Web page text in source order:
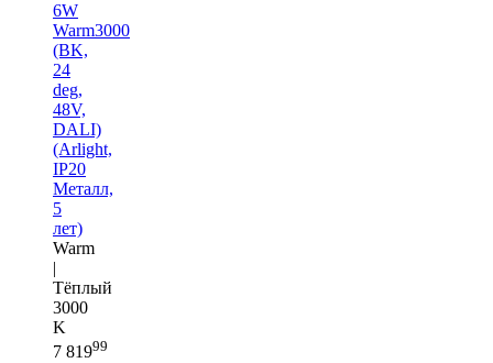
6W
Warm3000
(BK,
24
deg,
48V,
DALI)
(Arlight,
IP20
Металл,
5
лет)
Warm
|
Тёплый
3000
K
7 81999